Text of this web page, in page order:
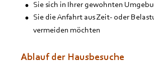
• Sie sich in Ihrer gewohnten
•
Sie die Anfahrt aus Zeit- oder
vermeiden möchten
Ablauf der Hausbesuche